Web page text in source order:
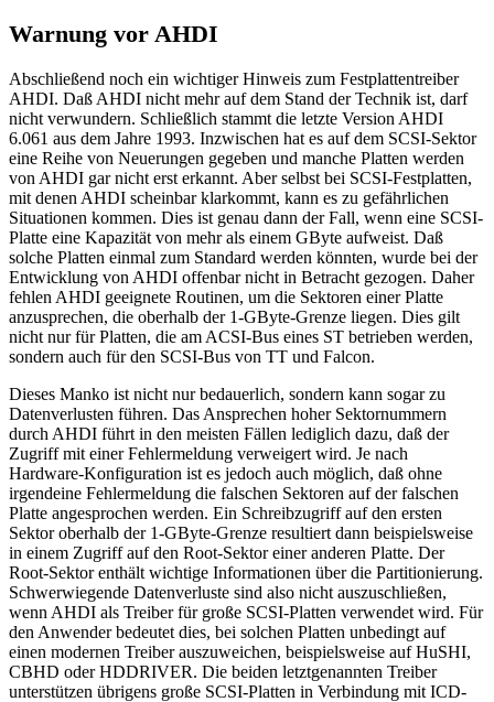
Warnung vor AHDI
Abschließend noch ein wichtiger Hinweis zum Festplattentreiber
AHDI. Daß AHDI nicht mehr auf dem Stand der Technik ist, darf
nicht verwundern. Schließlich stammt die letzte Version AHDI
6.061 aus dem Jahre 1993. Inzwischen hat es auf dem SCSI-Sektor
eine Reihe von Neuerungen gegeben und manche Platten werden
von AHDI gar nicht erst erkannt. Aber selbst bei SCSI-Festplatten,
mit denen AHDI scheinbar klarkommt, kann es zu gefährlichen
Situationen kommen. Dies ist genau dann der Fall, wenn eine SCSI-
Platte eine Kapazität von mehr als einem GByte aufweist. Daß
solche Platten einmal zum Standard werden könnten, wurde bei der
Entwicklung von AHDI offenbar nicht in Betracht gezogen. Daher
fehlen AHDI geeignete Routinen, um die Sektoren einer Platte
anzusprechen, die oberhalb der 1-GByte-Grenze liegen. Dies gilt
nicht nur für Platten, die am ACSI-Bus eines ST betrieben werden,
sondern auch für den SCSI-Bus von TT und Falcon.
Dieses Manko ist nicht nur bedauerlich, sondern kann sogar zu
Datenverlusten führen. Das Ansprechen hoher Sektornummern
durch AHDI führt in den meisten Fällen lediglich dazu, daß der
Zugriff mit einer Fehlermeldung verweigert wird. Je nach
Hardware-Konfiguration ist es jedoch auch möglich, daß ohne
irgendeine Fehlermeldung die falschen Sektoren auf der falschen
Platte angesprochen werden. Ein Schreibzugriff auf den ersten
Sektor oberhalb der 1-GByte-Grenze resultiert dann beispielsweise
in einem Zugriff auf den Root-Sektor einer anderen Platte. Der
Root-Sektor enthält wichtige Informationen über die Partitionierung.
Schwerwiegende Datenverluste sind also nicht auszuschließen,
wenn AHDI als Treiber für große SCSI-Platten verwendet wird. Für
den Anwender bedeutet dies, bei solchen Platten unbedingt auf
einen modernen Treiber auszuweichen, beispielsweise auf HuSHI,
CBHD oder HDDRIVER. Die beiden letztgenannten Treiber
unterstützen übrigens große SCSI-Platten in Verbindung mit ICD-